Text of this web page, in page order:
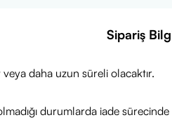
Sipariş
daha uzun süreli olacaktır.
durumlarda iade